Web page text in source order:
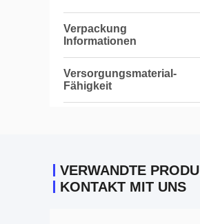
Verpackung
Informationen
Versorgungsmaterial-
Fähigkeit
KONTAKT MIT UNS